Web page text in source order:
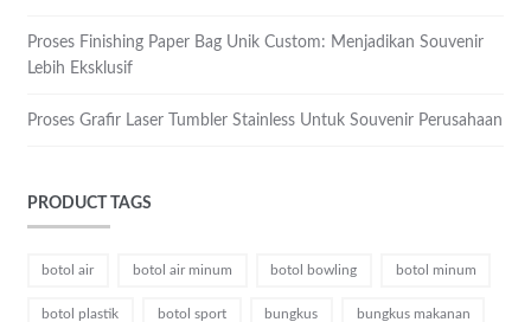
Proses Finishing Paper Bag Unik Custom: Menjadikan Souvenir
Lebih Eksklusif
Proses Grafir Laser Tumbler Stainless Untuk Souvenir Perusahaan
PRODUCT TAGS
botol air botol air minum botol bowling botol minum
botol plastik botol sport bungkus bungkus makanan